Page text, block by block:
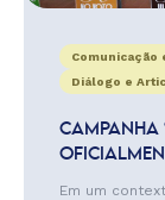
Comunicação
Diálogo e
CAMPANHA
Em um